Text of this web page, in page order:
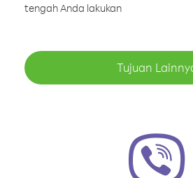
tengah Anda lakukan
Tujuan